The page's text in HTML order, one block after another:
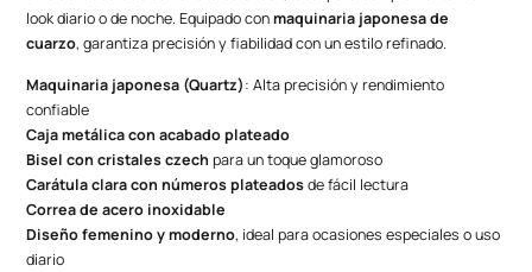
look diario o de noche. Equipado conmaquinaria japonesa de
cuarzo, garantiza precisión y fiabilidad con un estilo refinado.
Maquinaria japonesa (Quartz): Alta precisión y rendimiento
confiable
Caja metálica con acabado plateado
Bisel con cristales czech para un toque glamoroso
Carátula clara con números plateadosde fácil lectura
Correa de acero inoxidable
Diseño femenino y moderno, ideal para ocasiones especiales o uso
diario